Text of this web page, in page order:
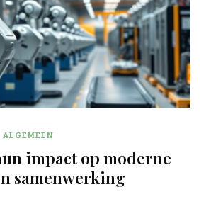
ALGEMEEN
impact op moderne
samenwerking